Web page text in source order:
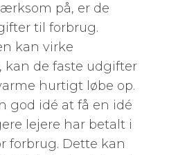
på, er de
til forbrug.
kan virke
kan de faste udgifter
hurtigt løbe op.
god idé at få en idé
lejere har betalt i
forbrug. Dette kan